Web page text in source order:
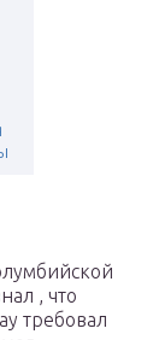
, что
требовал